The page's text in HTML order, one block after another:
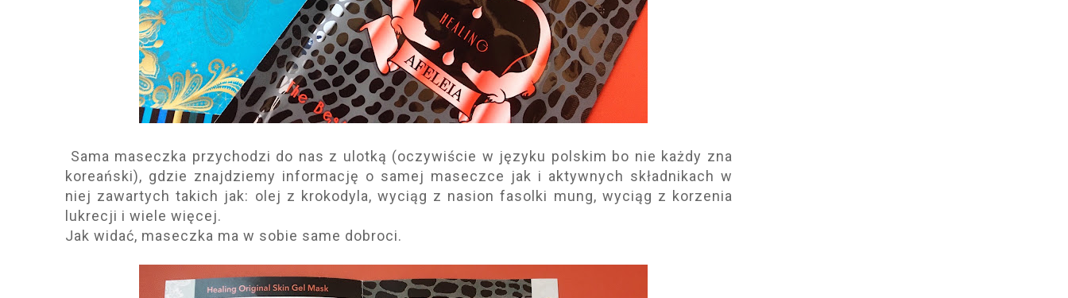
Sama maseczka przychodzi do nas z ulotką (oczywiście w języku polskim bo nie każdy zna
koreański), gdzie znajdziemy informację o samej maseczce jak i aktywnych składnikach w
niej zawartych takich jak: olej z krokodyla, wyciąg z nasion fasolki mung, wyciąg z korzenia
lukrecji i wiele więcej.
Jak widać, maseczka ma w sobie same dobroci.